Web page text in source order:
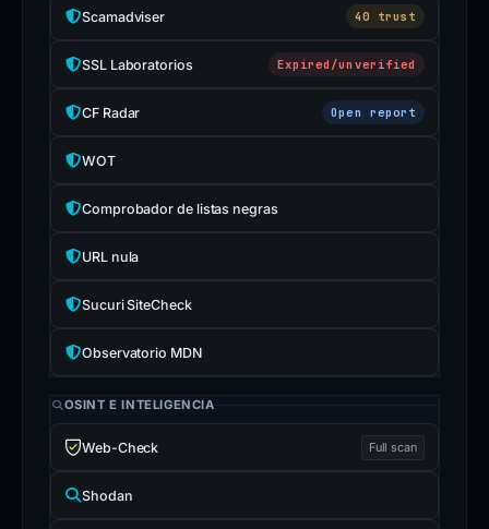
Scamadviser 40 trust
SSL Laboratorios Expired/unverified
CF Radar Open report
WOT
Comprobador de listas negras
URL nula
Sucuri SiteCheck
Observatorio MDN
OSINT E INTELIGENCIA
Web-Check Full scan
Shodan